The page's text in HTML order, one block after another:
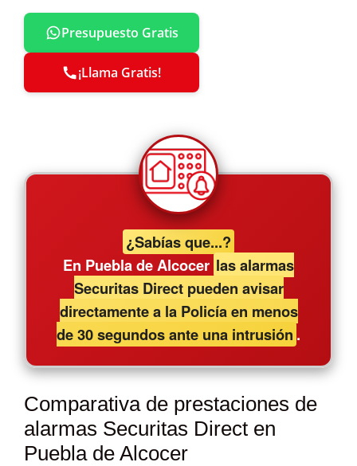
Presupuesto Gratis
¡Llama Gratis!
¿Sabías que...?
En Puebla de Alcocer las alarmas
Securitas Direct pueden avisar
directamente a la Policía en menos
de 30 segundos ante una intrusión .
Comparativa de prestaciones de
alarmas Securitas Direct en
Puebla de Alcocer